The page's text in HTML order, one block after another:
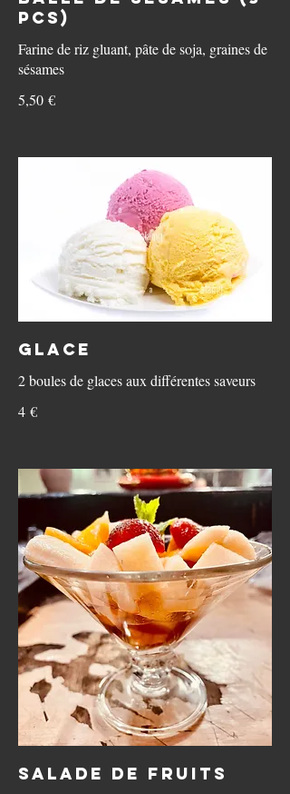
pcs)
Farine de riz gluant, pâte de soja, graines de
sésames
5,50 €
Glace
2 boules de glaces aux différentes saveurs
4 €
Salade de fruits